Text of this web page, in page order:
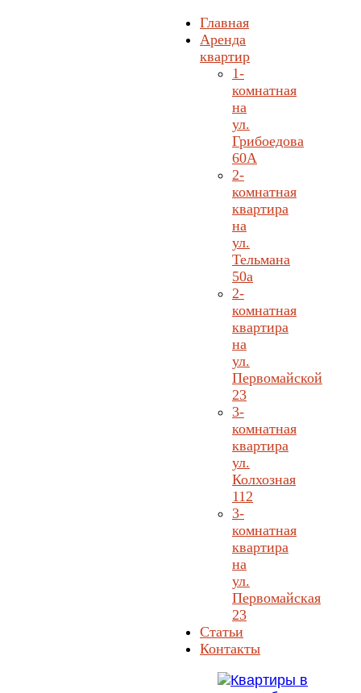
Главная
Аренда
квартир
1-
комнатная
на
ул.
Грибоедова
60А
2-
комнатная
квартира
на
ул.
Тельмана
50а
2-
комнатная
квартира
на
ул.
Первомайской
23
3-
комнатная
квартира
ул.
Колхозная
112
3-
комнатная
квартира
на
ул.
Первомайская
23
Статьи
Контакты